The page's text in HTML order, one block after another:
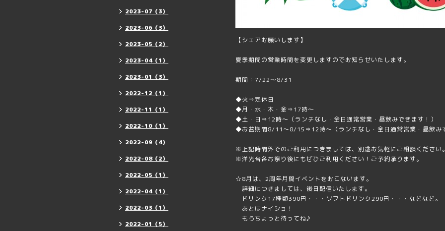
【シェアお願いします】
夏季期間の営業時間を変更しますのでお知らせいたします。
期間：7/22～8/31
◆火⇒定休日
◆月・水・木・金⇒17時～
◆土・日⇒12時～（ランチなし・全日通常営業・昼飲みできます！）
◆お盆期間8/11～8/15⇒12時～（ランチなし・全日通常営業・昼飲み
※上記時間外でのご利用につきましては、別途お気軽にご相談ください。
※洋光台各お祭り後にもぜひご利用ください！ご予約承ります。
☆8月は、2周年月間イベントをおこないます。
詳細につきましては、後日配信いたします。
ドリンク17種類390円・・・ソフトドリンク290円・・・などなど。
あとはナイショ！
もうちょっと待ってね♪
2023-07（3）
2023-06（3）
2023-05（2）
2023-04（1）
2023-01（3）
2022-12（1）
2022-11（1）
2022-10（1）
2022-09（4）
2022-08（2）
2022-05（1）
2022-04（1）
2022-03（1）
2022-01（5）